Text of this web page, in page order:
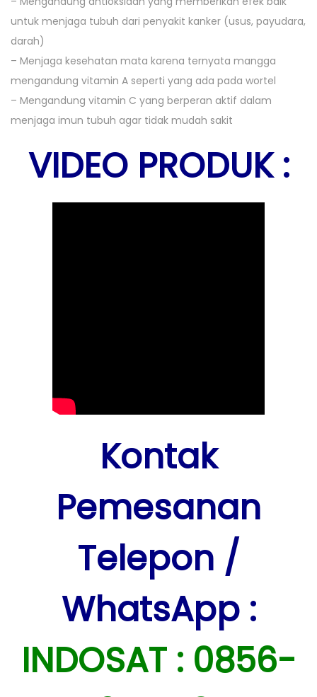
untuk menjaga tubuh dari penyakit kanker (usus, payudara,
darah)
– Menjaga kesehatan mata karena ternyata mangga
mengandung vitamin A seperti yang ada pada wortel
– Mengandung vitamin C yang berperan aktif dalam
menjaga imun tubuh agar tidak mudah sakit
VIDEO PRODUK :
Kontak
Pemesanan
Telepon /
WhatsApp :
INDOSAT : 0856-